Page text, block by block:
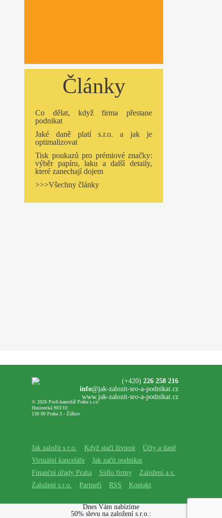
Články
Co dělat, když firma přestane
podnikat
Jaké daně platí s.r.o. a jak je
optimalizovat
Tisk poukazů pro prémiové značky:
výběr papíru, laku a další detaily,
které zanechají dojem
>>>Všechny články
© 2026 Profi-kancelář Praha s.r.o.
Husinecká 903/10
130 00 Praha 3 - Žižkov
(+420) 226 258 216
info@jak-zalozit-sro-a-podnikat.cz
www.jak-zalozit-sro-a-podnikat.cz
Jak založit s.r.o. Když stačí živnost
Účty a daně
Virtuální kanceláře
Jak začít podnikat
Finanční úřady Praha
Sídlo firmy
Založení a.s.
Založení s.r.o.
Partneři RSS Kontakt
Dnes Vám nabízíme
50% slevu na založení s.r.o.: